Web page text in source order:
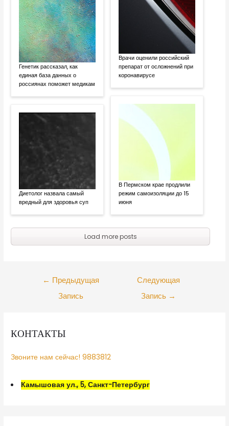
Генетик рассказал, как
единая база данных о
россиянах поможет медикам
Диетолог назвала самый
вредный для здоровья суп
Врачи оценили российский
препарат от осложнений при
коронавирусе
В Пермском крае продлили
режим самоизоляции до 15
июня
Load more posts
← Предыдущая
Запись
Следующая
Запись →
КОНТАКТЫ
Звоните нам сейчас! 9883812
Камышовая ул., 5, Санкт-Петербург